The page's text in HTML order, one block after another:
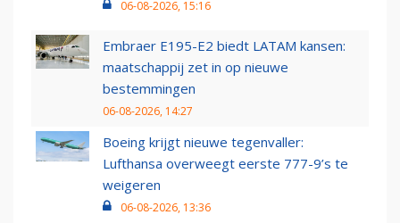
06-08-2026, 15:16
Embraer E195-E2 biedt LATAM kansen:
maatschappij zet in op nieuwe
bestemmingen
06-08-2026, 14:27
Boeing krijgt nieuwe tegenvaller:
Lufthansa overweegt eerste 777-9’s te
weigeren
06-08-2026, 13:36